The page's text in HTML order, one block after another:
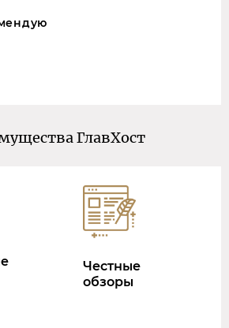
ГлавХост
Честные
обзоры